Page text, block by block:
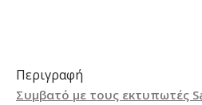
Περιγραφή
Συμβατό με τους εκτυπωτές